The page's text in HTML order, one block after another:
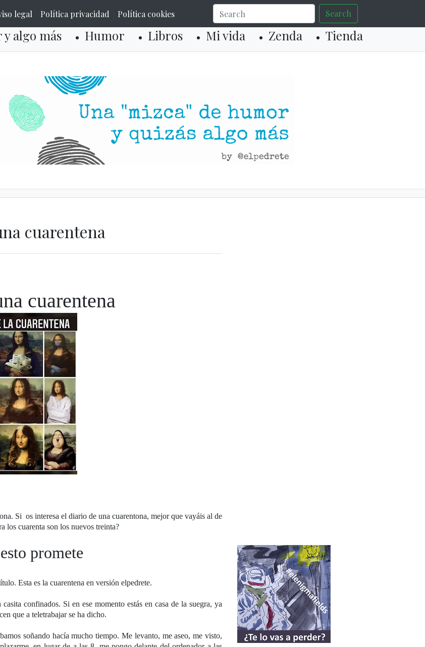
legal Política privacidad Política cookies Search
algo más Humor Libros Mi vida Zenda Tienda
cuarentena
cuarentena
Si os interesa el diario de una cuarentona, mejor que vayáis al de
los cuarenta son los nuevos treinta?
promete
Esta es la cuarentena en versión elpedrete.
confinados. Si en ese momento estás en casa de la suegra, ya
que a teletrabajar se ha dicho.
soñando hacía mucho tiempo. Me levanto, me aseo, me visto,